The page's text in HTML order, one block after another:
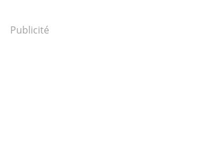
Publicité